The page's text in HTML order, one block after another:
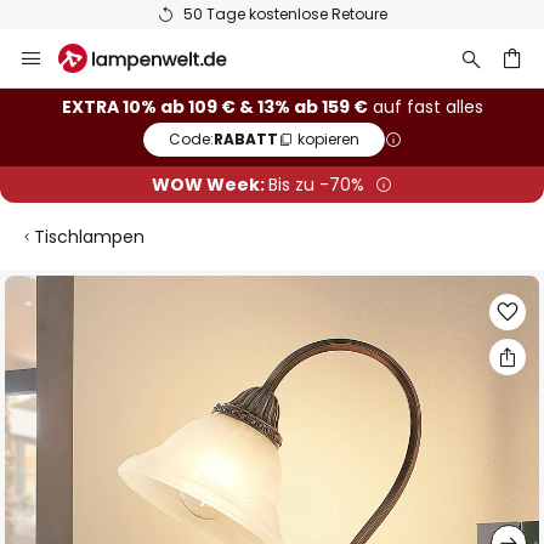
50 Tage kostenlose Retoure
Inhalt
springen
EXTRA 10% ab 109 € & 13% ab 159 €auf fast alles
Code:RABATT kopieren
WOW Week:Bis zu -70%
Tischlampen
Zum
Bildgalerie
springen